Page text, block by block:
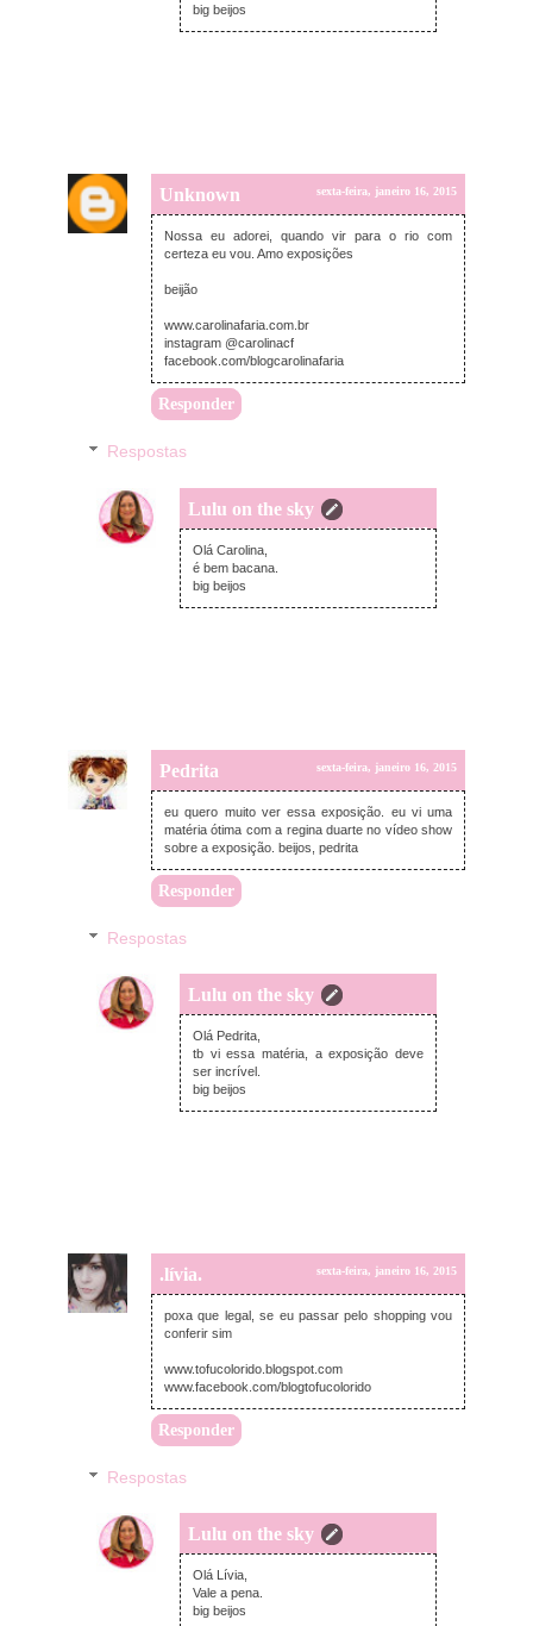
big beijos
Unknown sexta-feira, janeiro 16, 2015
Nossa eu adorei, quando vir para o rio com
certeza eu vou. Amo exposições
beijão
www.carolinafaria.com.br
instagram @carolinacf
facebook.com/blogcarolinafaria
Responder
Respostas
Lulu on the sky
sexta-feira, janeiro 16, 2015
Olá Carolina,
é bem bacana.
big beijos
Pedrita sexta-feira, janeiro 16, 2015
eu quero muito ver essa exposição. eu vi uma
matéria ótima com a regina duarte no vídeo show
sobre a exposição. beijos, pedrita
Responder
Respostas
Lulu on the sky
sexta-feira, janeiro 16, 2015
Olá Pedrita,
tb vi essa matéria, a exposição deve
ser incrível.
big beijos
.lívia. sexta-feira, janeiro 16, 2015
poxa que legal, se eu passar pelo shopping vou
conferir sim
www.tofucolorido.blogspot.com
www.facebook.com/blogtofucolorido
Responder
Respostas
Lulu on the sky
sexta-feira, janeiro 16, 2015
Olá Lívia,
Vale a pena.
big beijos